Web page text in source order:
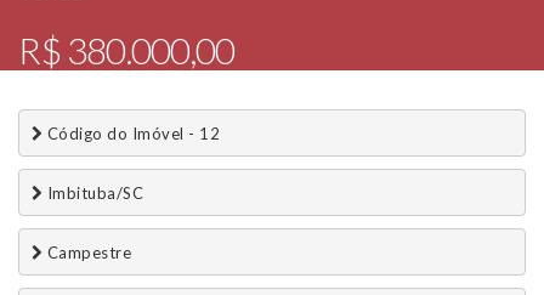
R$ 380.000,00
Código do Imóvel - 12
Imbituba/SC
Campestre